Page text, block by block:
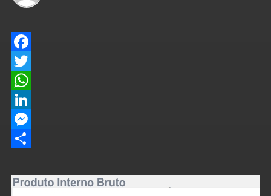
Facebook
Twitter
WhatsApp
LinkedIn
Messenger